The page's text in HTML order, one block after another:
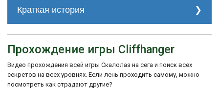
Краткая история
который в свое время был
подразделением Sony Electronic
Publishing. Компания работала в области
разработки и издательства видеоигр. Игра
была выпущена на нескольких
Прохождение игры Cliffhanger
Видео прохождения всей игры Скалолаз на сега и поиск всех
секретов на всех уровнях. Если лень проходить самому, можно
посмотреть как страдают другие?